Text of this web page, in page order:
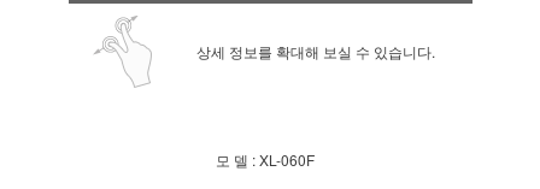
상세 정보를 확대해 보실 수 있습니다.
모 델 : XL-060F